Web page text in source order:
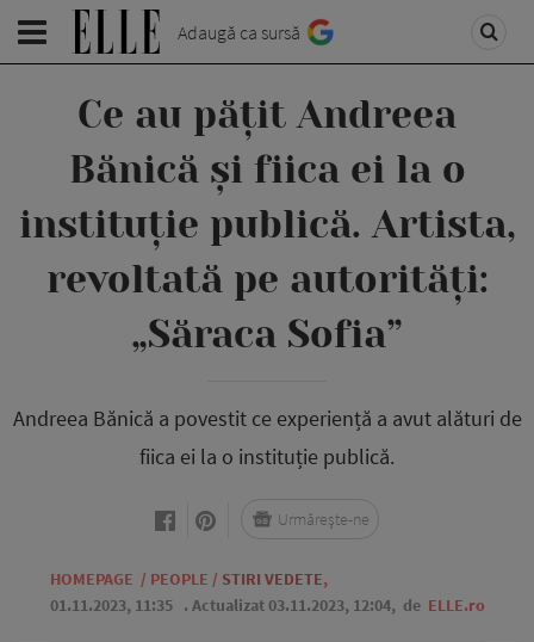
Adaugă ca sursă
Ce au pățit Andreea
Bănică și fiica ei la o
instituție publică. Artista,
revoltată pe autorități:
„Săraca Sofia”
Andreea Bănică a povestit ce experiență a avut alături de
fiica ei la o instituție publică.
HOMEPAGE / PEOPLE / STIRI VEDETE,
01.11.2023, 11:35 . Actualizat 03.11.2023, 12:04, de ELLE.ro
Urmărește-ne